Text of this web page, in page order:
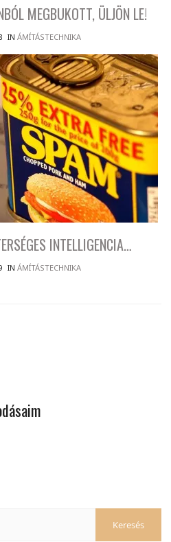
MEGBUKOTT, ÜLJÖN LE!
IN ÁMÍTÁSTECHNIKA
INTELLIGENCIA…
IN ÁMÍTÁSTECHNIKA